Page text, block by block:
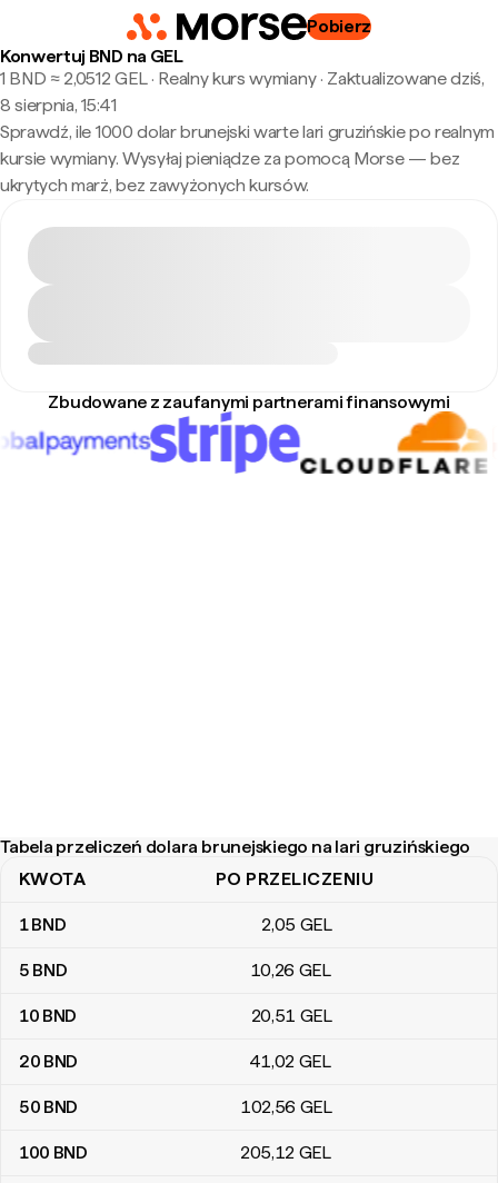
Pobierz
Konwertuj BND na GEL
1 BND ≈ 2,0512 GEL · Realny kurs wymiany· Zaktualizowane dziś,
8 sierpnia, 15:41
Sprawdź, ile 1000 dolar brunejski warte lari gruzińskie po realnym
kursie wymiany. Wysyłaj pieniądze za pomocą Morse — bez
ukrytych marż, bez zawyżonych kursów.
Zbudowane z zaufanymi partnerami finansowymi
Tabela przeliczeń dolara brunejskiego na lari gruzińskiego
Tabela przeliczeń dolara brunejskiego na lari gruzińskiego
KWOTA PO PRZELICZENIU
1BND 2,05 GEL
5 BND 10,26 GEL
10 BND 20,51 GEL
20 BND 41,02 GEL
50 BND 102,56 GEL
100 BND 205,12 GEL